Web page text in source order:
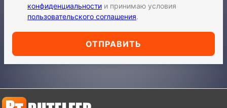
конфиденциальности и принимаю условия
пользовательского соглашения.
ОТПРАВИТЬ